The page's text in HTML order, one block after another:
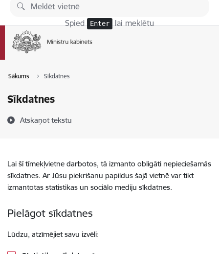
Pāriet uz lapas saturu
Spied Enter lai meklētu
Sākums Sīkdatnes
Sīkdatnes
Atskaņot tekstu
Lai šī tīmekļvietne darbotos, tā izmanto obligāti nepieciešamās
sīkdatnes. Ar Jūsu piekrišanu papildus šajā vietnē var tikt
izmantotas statistikas un sociālo mediju sīkdatnes.
Pielāgot sīkdatnes
Lūdzu, atzīmējiet savu izvēli: